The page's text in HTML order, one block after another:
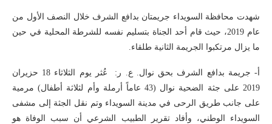
شهدت محافظة السويداء جريمتان بدافع الشرف خلال النصف الأول من
عام 2019، حيث قام أحد الجناة بتسليم نفسه للشرطة المحلية في حين
ما يزال مرتكبوا الجريمة الثانية طلقاء.
أ- جريمة بدافع الشرف بحق نوال. ع. ر: عُثر يوم الثلاثاء 18 حزيران
2019 على جثة الضحية نوال (43 عاماً أرملة وأم لثلاثة أطفال) مرمية
على جانب طريق الرحى في مدينة السويداء وتم نقل الجثة إلى مشفى
السويداء الوطني، وأفاد تقرير الطبيب الشرعي أن سبب الوفاة هو